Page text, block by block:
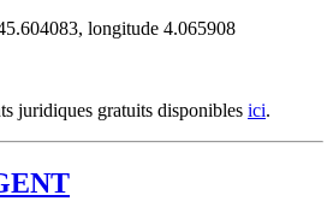
longitude 4.065908
juridiques gratuits disponibles ici.